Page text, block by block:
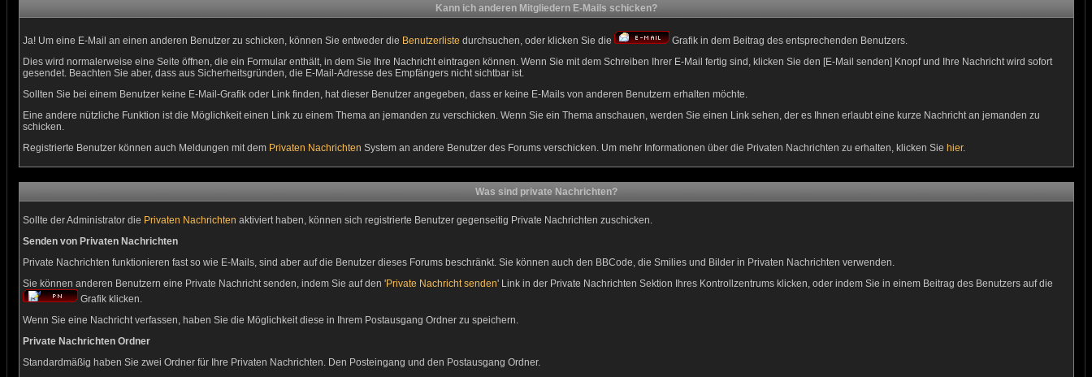
Kann ich anderen Mitgliedern E-Mails schicken?
Ja! Um eine E-Mail an einen anderen Benutzer zu schicken, können Sie entweder die Benutzerliste durchsuchen, oder klicken Sie die
Grafik in dem Beitrag des entsprechenden Benutzers.
Dies wird normalerweise eine Seite öffnen, die ein Formular enthält, in dem Sie Ihre Nachricht eintragen können. Wenn Sie mit dem Schreiben Ihrer E-Mail fertig sind, klicken Sie den [E-Mail senden] Knopf und Ihre Nachricht wird sofort
gesendet. Beachten Sie aber, dass aus Sicherheitsgründen, die E-Mail-Adresse des Empfängers nicht sichtbar ist.
Sollten Sie bei einem Benutzer keine E-Mail-Grafik oder Link finden, hat dieser Benutzer angegeben, dass er keine E-Mails von anderen Benutzern erhalten möchte.
Eine andere nützliche Funktion ist die Möglichkeit einen Link zu einem Thema an jemanden zu verschicken. Wenn Sie ein Thema anschauen, werden Sie einen Link sehen, der es Ihnen erlaubt eine kurze Nachricht an jemanden zu
schicken.
Registrierte Benutzer können auch Meldungen mit dem Privaten Nachrichten System an andere Benutzer des Forums verschicken. Um mehr Informationen über die Privaten Nachrichten zu erhalten, klicken Sie hier.
Was sind private Nachrichten?
Sollte der Administrator die Privaten Nachrichten aktiviert haben, können sich registrierte Benutzer gegenseitig Private Nachrichten zuschicken.
Senden von Privaten Nachrichten
Private Nachrichten funktionieren fast so wie E-Mails, sind aber auf die Benutzer dieses Forums beschränkt. Sie können auch den BBCode, die Smilies und Bilder in Privaten Nachrichten verwenden.
Sie können anderen Benutzern eine Private Nachricht senden, indem Sie auf den 'Private Nachricht senden' Link in der Private Nachrichten Sektion Ihres Kontrollzentrums klicken, oder indem Sie in einem Beitrag des Benutzers auf die
Grafik klicken.
Wenn Sie eine Nachricht verfassen, haben Sie die Möglichkeit diese in Ihrem Postausgang Ordner zu speichern.
Private Nachrichten Ordner
Standardmäßig haben Sie zwei Ordner für Ihre Privaten Nachrichten. Den Posteingang und den Postausgang Ordner.